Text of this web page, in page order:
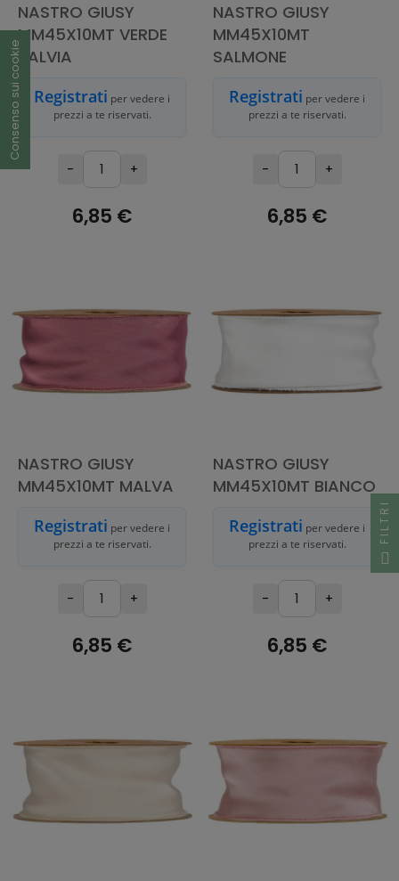
NASTRO GIUSY
MM45X10MT VERDE
SALVIA
Registrati per vedere i
prezzi a te riservati.
- +
6,85 €
NASTRO GIUSY
MM45X10MT
SALMONE
Registrati per vedere i
prezzi a te riservati.
- +
6,85 €
NASTRO GIUSY
MM45X10MT MALVA
Registrati per vedere i
prezzi a te riservati.
- +
6,85 €
NASTRO GIUSY
MM45X10MT BIANCO
Registrati per vedere i
prezzi a te riservati.
- +
6,85 €
Consenso sui cookie
FILTRI